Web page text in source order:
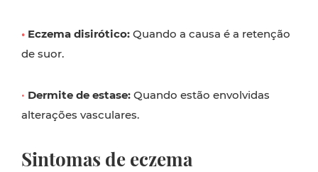
• Eczema disirótico: Quando a causa é a retenção
de suor.
• Dermite de estase: Quando estão envolvidas
alterações vasculares.
Sintomas de eczema